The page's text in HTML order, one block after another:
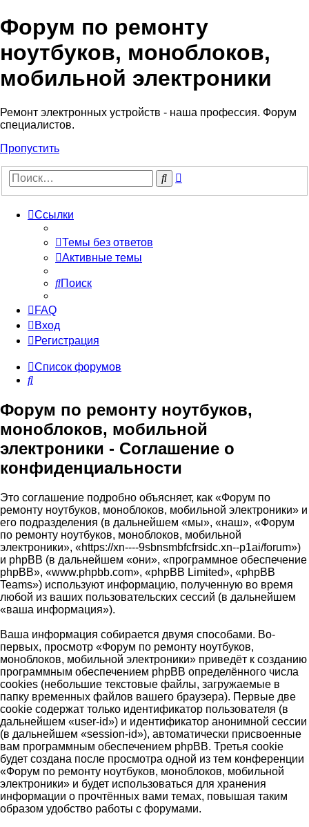
Регистрация
Форум по ремонту
ноутбуков, моноблоков,
мобильной электроники
Ремонт электронных устройств - наша профессия. Форум
специалистов.
Пропустить
Поиск
Ссылки
Темы без ответов
Активные темы
Поиск
FAQ
Вход
Регистрация
Список форумов
Поиск
Форум по ремонту ноутбуков,
моноблоков, мобильной
электроники - Соглашение о
конфиденциальности
Это соглашение подробно объясняет, как «Форум по
ремонту ноутбуков, моноблоков, мобильной электроники» и
его подразделения (в дальнейшем «мы», «наш», «Форум
по ремонту ноутбуков, моноблоков, мобильной
электроники», «https://xn----9sbnsmbfcfrsidc.xn--p1ai/forum»)
и phpBB (в дальнейшем «они», «программное обеспечение
phpBB», «www.phpbb.com», «phpBB Limited», «phpBB
Teams») используют информацию, полученную во время
любой из ваших пользовательских сессий (в дальнейшем
«ваша информация»).
Ваша информация собирается двумя способами. Во-
первых, просмотр «Форум по ремонту ноутбуков,
моноблоков, мобильной электроники» приведёт к созданию
программным обеспечением phpBB определённого числа
cookies (небольшие текстовые файлы, загружаемые в
папку временных файлов вашего браузера). Первые две
cookie содержат только идентификатор пользователя (в
дальнейшем «user-id») и идентификатор анонимной сессии
(в дальнейшем «session-id»), автоматически присвоенные
вам программным обеспечением phpBB. Третья cookie
будет создана после просмотра одной из тем конференции
«Форум по ремонту ноутбуков, моноблоков, мобильной
электроники» и будет использоваться для хранения
информации о прочтённых вами темах, повышая таким
образом удобство работы с форумами.